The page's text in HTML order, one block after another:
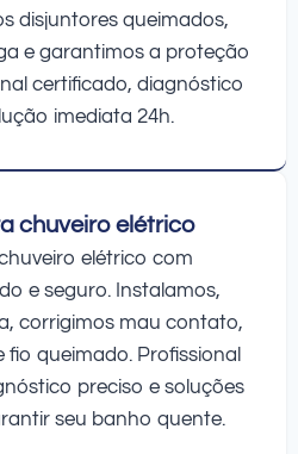
disjuntores queimados,
e garantimos a proteção
certificado, diagnóstico
imediata 24h.
chuveiro elétrico
elétrico com
e seguro. Instalamos,
corrigimos mau contato,
fio queimado. Profissional
preciso e soluções
seu banho quente.